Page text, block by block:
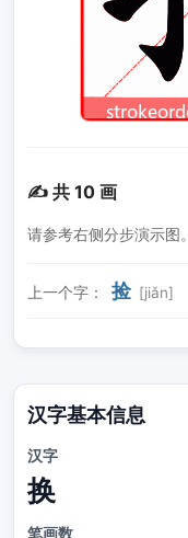
✍️ 共 10 画
请参考右侧分步演示图。
上一个字： 捡 [jiǎn]
汉字基本信息
汉字
换
笔画数